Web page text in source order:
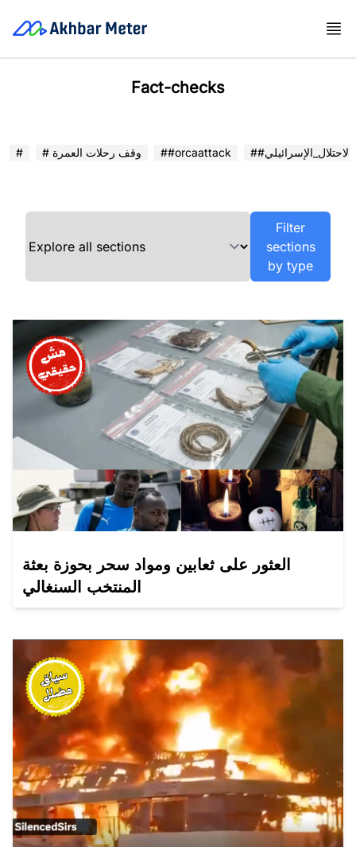
Fact-checks
# # وقف رحلات العمرة ##orcaattack ##الاحتلال_الإسرائيلي
Filter
sections
by type
العثور على ثعابين ومواد سحر بحوزة بعثة
المنتخب السنغالي